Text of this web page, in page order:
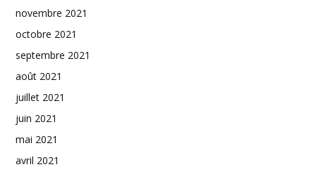
novembre 2021
octobre 2021
septembre 2021
août 2021
juillet 2021
juin 2021
mai 2021
avril 2021